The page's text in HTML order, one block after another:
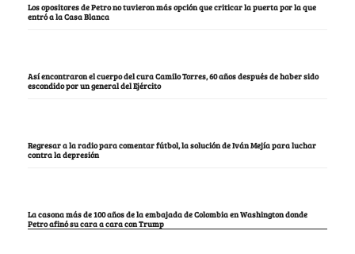
Los opositores de Petro no tuvieron más opción que criticar la puerta por la que
entró a la Casa Blanca
Así encontraron el cuerpo del cura Camilo Torres, 60 años después de haber sido
escondido por un general del Ejército
Regresar a la radio para comentar fútbol, la solución de Iván Mejía para luchar
contra la depresión
La casona más de 100 años de la embajada de Colombia en Washington donde
Petro afinó su cara a cara con Trump